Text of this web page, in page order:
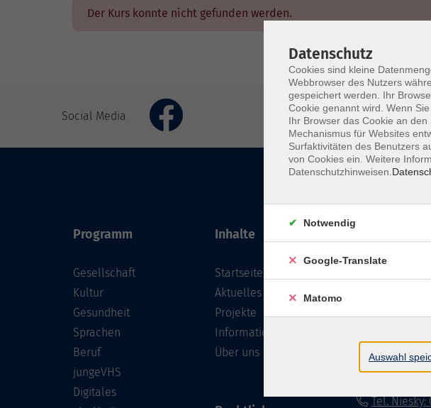
Der Kurs konnte nicht gefunden werden.
Social Media
Programm
Gesellschaft
Kultur
Gesundheit
Sprachen
Beruf
jungeVHS
Digitales
Inhalte
Startseite
Aktuelles
Projekte
Informationen
Über uns
info@vhs-
Tel. Löbau:
Tel. Zittau:
Tel. Niesky:
Datenschutz
Cookies sind kleine
Webbrowser des Nutzers
gespeichert werden. Ihr
Cookie genannt wird. Wenn
Ihr Browser das Cookie an
Mechanismus für Websites
Surfaktivitäten des Benutzers
von Cookies ein. Weitere
Datenschutzhinweisen.
Notwendig
Google-Translate
Matomo
Auswahl